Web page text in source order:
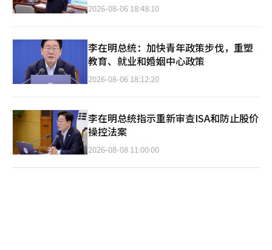
2026-08-06 18:48:10
李在明总统：加快青年政策步伐，重塑
教育、就业和婚姻中心政策
2026-08-06 18:12:20
李在明总统指示重新审查ISA和防止股价
操控法案
2026-08-08 11:00:00